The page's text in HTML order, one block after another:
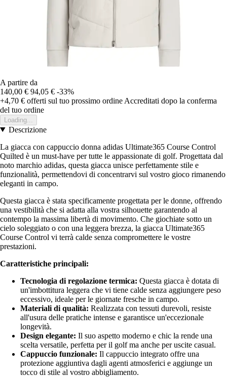
A partire da
140,00 € 94,05 € -33%
+4,70 € offerti sul tuo prossimo ordine Accreditati dopo la conferma
del tuo ordine
Loading...
Descrizione
La giacca con cappuccio donna adidas Ultimate365 Course Control
Quilted è un must-have per tutte le appassionate di golf. Progettata dal
noto marchio adidas, questa giacca unisce perfettamente stile e
funzionalità, permettendovi di concentrarvi sul vostro gioco rimanendo
eleganti in campo.
Questa giacca è stata specificamente progettata per le donne, offrendo
una vestibilità che si adatta alla vostra silhouette garantendo al
contempo la massima libertà di movimento. Che giochiate sotto un
cielo soleggiato o con una leggera brezza, la giacca Ultimate365
Course Control vi terrà calde senza compromettere le vostre
prestazioni.
Caratteristiche principali:
Tecnologia di regolazione termica: Questa giacca è dotata di
un'imbottitura leggera che vi tiene calde senza aggiungere peso
eccessivo, ideale per le giornate fresche in campo.
Materiali di qualità: Realizzata con tessuti durevoli, resiste
all'usura delle pratiche intense e garantisce un'eccezionale
longevità.
Design elegante: Il suo aspetto moderno e chic la rende una
scelta versatile, perfetta per il golf ma anche per uscite casual.
Cappuccio funzionale: Il cappuccio integrato offre una
protezione aggiuntiva dagli agenti atmosferici e aggiunge un
tocco di stile al vostro abbigliamento.